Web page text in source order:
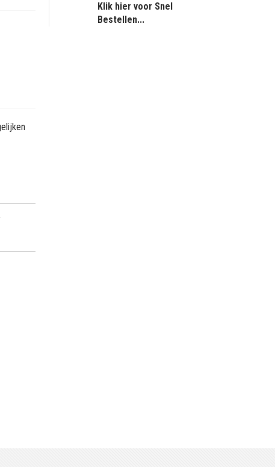
Klik hier voor Snel
Bestellen...